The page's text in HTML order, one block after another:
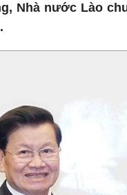
Nhà nước Lào